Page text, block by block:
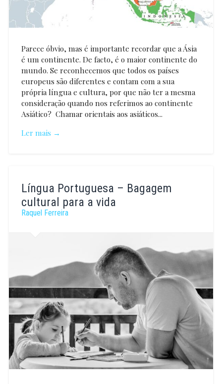
Parece óbvio, mas é importante recordar que a Ásia
é um continente. De facto, é o maior continente do
mundo. Se reconhecemos que todos os países
europeus são diferentes e contam com a sua
própria língua e cultura, por que não ter a mesma
consideração quando nos referimos ao continente
Asiático? Chamar orientais aos asiáticos...
Ler mais →
Mendão
Língua Portuguesa – Bagagem
cultural para a vida
Raquel Ferreira